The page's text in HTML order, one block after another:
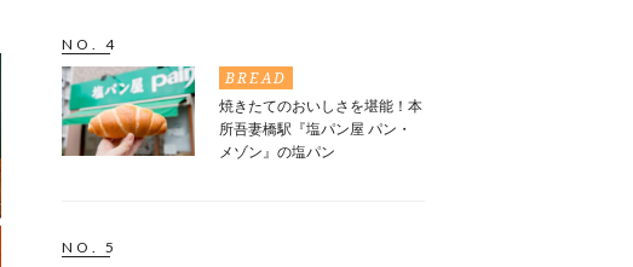
NO. 4
BREAD
焼きたてのおいしさを堪能！本
所吾妻橋駅『塩パン屋 パン・
メゾン』の塩パン
NO. 5